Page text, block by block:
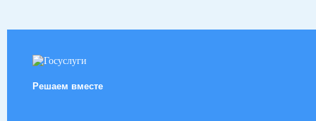
Решаем вместе